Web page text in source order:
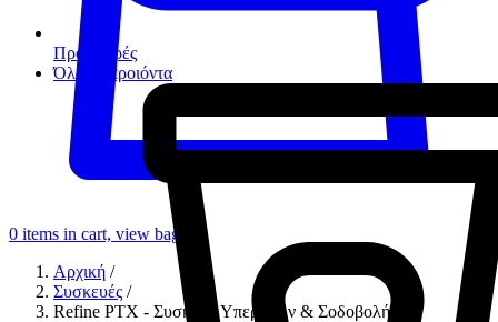
Προσφορές
Όλα τα προιόντα
0 items in cart, view bag
Αρχική /
Συσκευές /
Refine PTX - Συσκευή Υπερήχων & Σοδοβολής